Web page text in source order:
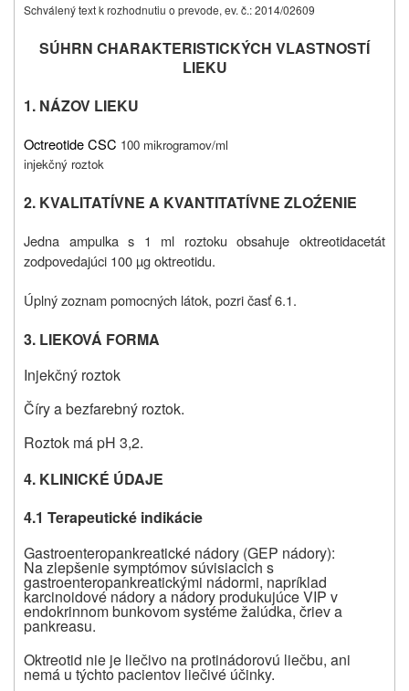
Schválený text k rozhodnutiu o prevode, ev. č.: 2014/02609
SÚHRN CHARAKTERISTICKÝCH VLASTNOSTÍ
LIEKU
1. NÁZOV LIEKU
Octreotide CSC 100 mikrogramov/ml
injekčný roztok
2. KVALITATÍVNE A KVANTITATÍVNE ZLOŹENIE
Jedna ampulka s 1 ml roztoku obsahuje oktreotidacetát
zodpovedajúci 100 µg oktreotidu.
Úplný zoznam pomocných látok, pozri časť 6.1.
3. LIEKOVÁ FORMA
Injekčný roztok
Číry a bezfarebný roztok.
Roztok má pH 3,2.
4. KLINICKÉ ÚDAJE
4.1 Terapeutické indikácie
Gastroenteropankreatické nádory (GEP nádory):
Na zlepšenie symptómov súvisiacich s
gastroenteropankreatickými nádormi, napríklad
karcinoidové nádory a nádory produkujúce VIP v
endokrinnom bunkovom systéme žalúdka, čriev a
pankreasu.
Oktreotid nie je liečivo na protinádorovú liečbu, ani
nemá u týchto pacientov liečivé účinky.